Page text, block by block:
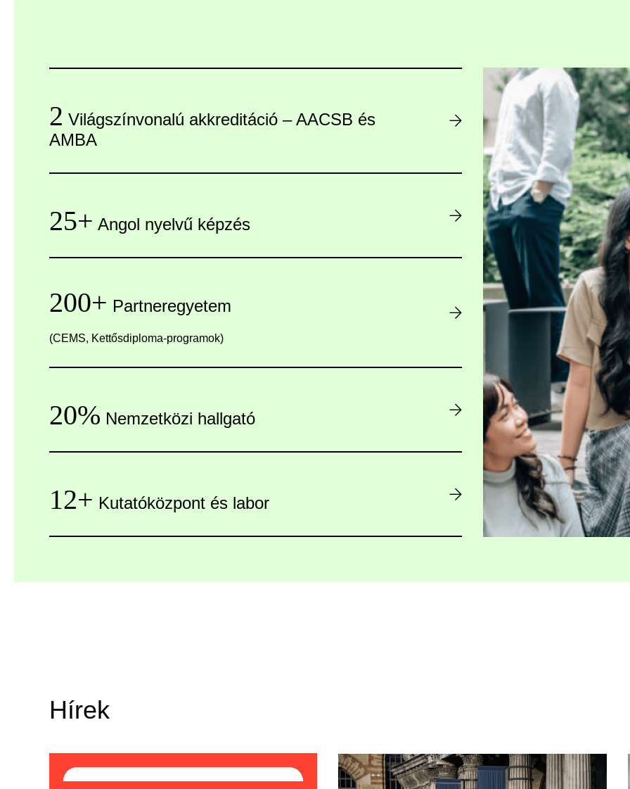
2 Világszínvonalú akkreditáció – AACSB és
AMBA
25+ Angol nyelvű képzés
200+ Partneregyetem
(CEMS, Kettősdiploma-programok)
20% Nemzetközi hallgató
12+ Kutatóközpont és labor
Hírek